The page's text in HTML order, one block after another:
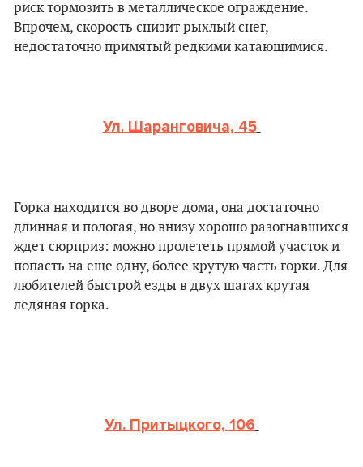
риск тормозить в металлическое ограждение.
Впрочем, скорость снизит рыхлый снег,
недостаточно примятый редкими катающимися.
Ул. Шаранговича, 45
Горка находится во дворе дома, она достаточно
длинная и пологая, но внизу хорошо разогнавшихся
ждет сюрприз: можно пролететь прямой участок и
попасть на еще одну, более крутую часть горки. Для
любителей быстрой езды в двух шагах крутая
ледяная горка.
Ул. Притыцкого, 106